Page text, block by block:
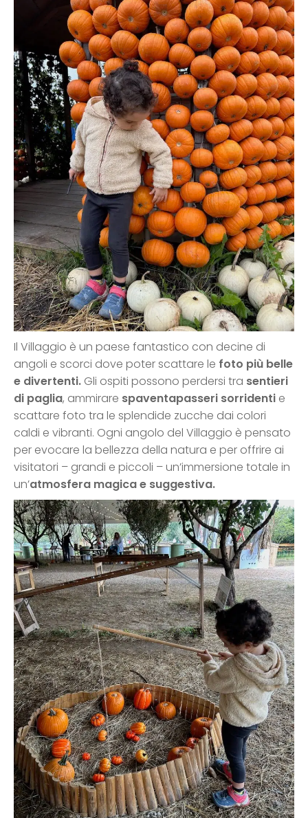
Il Villaggio è un paese fantastico con decine di
angoli e scorci dove poter scattare le foto più belle
e divertenti. Gli ospiti possono perdersi tra sentieri
di paglia, ammirare spaventapasseri sorridenti e
scattare foto tra le splendide zucche dai colori
caldi e vibranti. Ogni angolo del Villaggio è pensato
per evocare la bellezza della natura e per offrire ai
visitatori – grandi e piccoli – un’immersione totale in
un’atmosfera magica e suggestiva.